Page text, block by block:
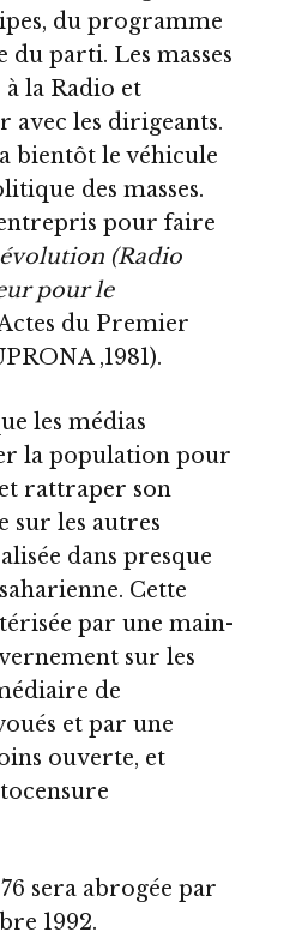
du programme
du parti. Les masses
la Radio et
les dirigeants.
bientôt le véhicule
des masses.
pour faire
(Radio
pour le
du Premier
,1981).
les médias
la population pour
rattraper son
sur les autres
dans presque
Cette
par une main-
sur les
de
et par une
ouverte, et
sera abrogée par
1992.